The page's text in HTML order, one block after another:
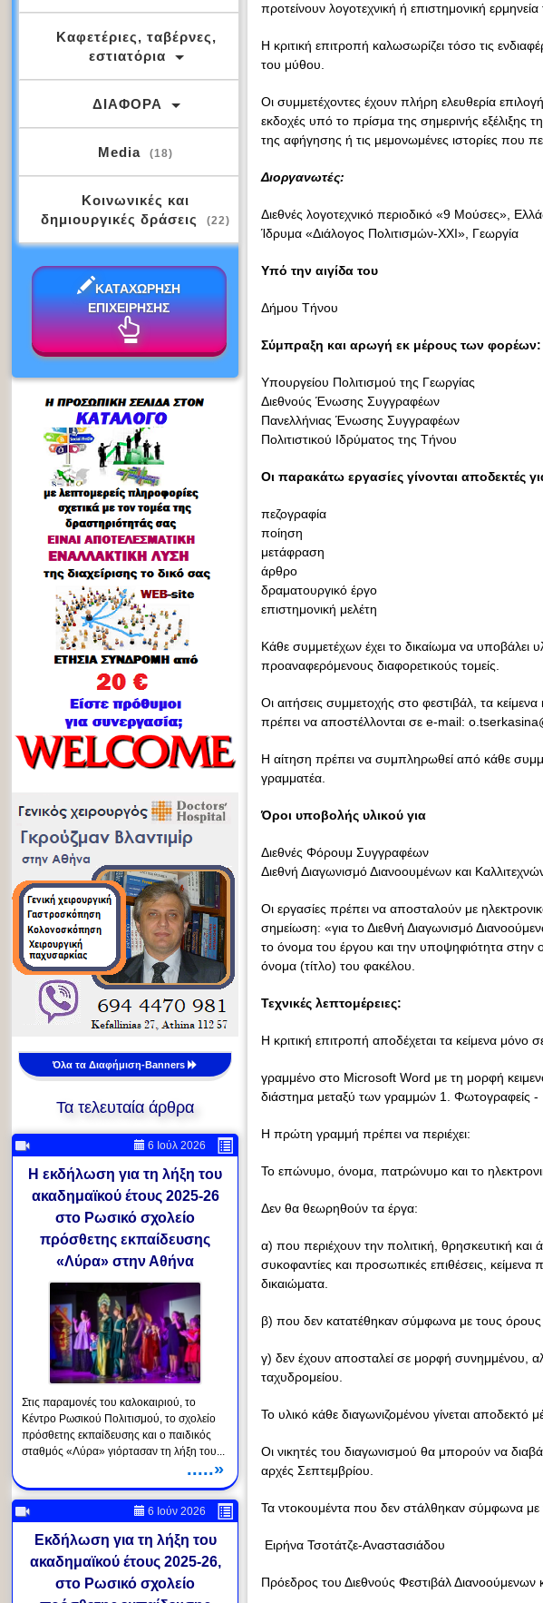
προτείνουν λογοτεχνική ή επιστημονική
Η κριτική επιτροπή καλωσωρίζει τόσο τις
του μύθου.
Οι συμμετέχοντες έχουν πλήρη ελευθερία
εκδοχές υπό το πρίσμα της σημερινής εξέλιξης
της αφήγησης ή τις μεμονωμένες ιστορίες που
Διοργανωτές:
Διεθνές λογοτεχνικό περιοδικό «9 Μούσες»,
Ίδρυμα «Διάλογος Πολιτισμών-XXI», Γεωργία
Υπό την αιγίδα του
Δήμου Τήνου
Σύμπραξη και αρωγή εκ μέρους των φορέων:
Υπουργείου Πολιτισμού της Γεωργίας
Διεθνούς Ένωσης Συγγραφέων
Πανελλήνιας Ένωσης Συγγραφέων
Πολιτιστικού Ιδρύματος της Τήνου
Οι παρακάτω εργασίες γίνονται αποδεκτές
πεζογραφία
ποίηση
μετάφραση
άρθρο
δραματουργικό έργο
επιστημονική μελέτη
Κάθε συμμετέχων έχει το δικαίωμα να υποβάλει
προαναφερόμενους διαφορετικούς τομείς.
Οι αιτήσεις συμμετοχής στο φεστιβάλ, τα
πρέπει να αποστέλλονται σε e-mail:
Η αίτηση πρέπει να συμπληρωθεί από κάθε
γραμματέα.
Όροι υποβολής υλικού για
Διεθνές Φόρουμ Συγγραφέων
Διεθνή Διαγωνισμό Διανοουμένων και
Οι εργασίες πρέπει να αποσταλούν με
σημείωση: «για το Διεθνή Διαγωνισμό
το όνομα του έργου και την υποψηφιότητα στην
όνομα (τίτλο) του φακέλου.
Τεχνικές λεπτομέρειες:
Η κριτική επιτροπή αποδέχεται τα κείμενα μόνο
γραμμένο στο Microsoft Word με τη μορφή
διάστημα μεταξύ των γραμμών 1. Φωτογραφείς -
Η πρώτη γραμμή πρέπει να περιέχει:
Το επώνυμο, όνομα, πατρώνυμο και το
Δεν θα θεωρηθούν τα έργα:
α) που περιέχουν την πολιτική, θρησκευτική
συκοφαντίες και προσωπικές επιθέσεις,
δικαιώματα.
β) που δεν κατατέθηκαν σύμφωνα με τους όρους
γ) δεν έχουν αποσταλεί σε μορφή συνημμένου,
ταχυδρομείου.
Το υλικό κάθε διαγωνιζομένου γίνεται αποδεκτό
Οι νικητές του διαγωνισμού θα μπορούν να
αρχές Σεπτεμβρίου.
Τα ντοκουμέντα που δεν στάλθηκαν σύμφωνα με
Ειρήνα Τσοτάτζε-Αναστασιάδου
Πρόεδρος του Διεθνούς Φεστιβάλ Διανοούμενων
Καφετέριες, ταβέρνες,
εστιατόρια
ΔΙΑΦΟΡΑ
Media (18)
Κοινωνικές και
δημιουργικές δράσεις
(22)
ΚΑΤΑΧΩΡΗΣΗ
ΕΠΙΧΕΙΡΗΣΗΣ
Όλα τα Διαφήμιση-Banners
Τα τελευταία άρθρα
6 Ιούλ 2026
Η εκδήλωση για τη λήξη του
ακαδημαϊκού έτους 2025-26
στο Ρωσικό σχολείο
πρόσθετης εκπαίδευσης
«Λύρα» στην Αθήνα
Στις παραμονές του καλοκαιριού, το
Κέντρο Ρωσικού Πολιτισμού, το σχολείο
πρόσθετης εκπαίδευσης και ο παιδικός
σταθμός «Λύρα» γιόρτασαν τη λήξη του...
.....»
6 Ιούν 2026
Εκδήλωση για τη λήξη του
ακαδημαϊκού έτους 2025-26,
στο Ρωσικό σχολείο